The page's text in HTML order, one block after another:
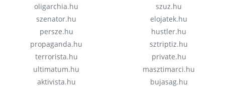
oligarchia.hu
szenator.hu
persze.hu
propaganda.hu
terrorista.hu
ultimatum.hu
aktivista.hu
szuz.hu
elojatek.hu
hustler.hu
sztriptiz.hu
private.hu
masztimarci.hu
bujasag.hu